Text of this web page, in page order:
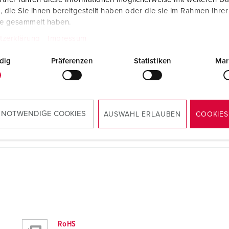
die Sie ihnen bereitgestellt haben oder die sie im Rahmen
gesammelt haben.
Präferenzen Statistiken
COOKIES AUSWAHL ERLAUBEN
PNG, 57 KB
RoHS